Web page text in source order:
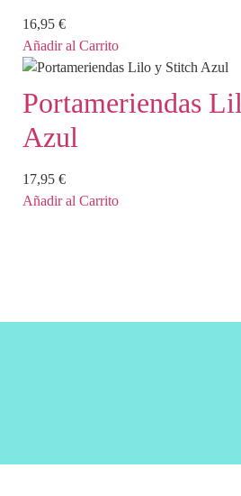
16,95 €
Añadir al Carrito
Portameriendas
Azul
17,95 €
Añadir al Carrito